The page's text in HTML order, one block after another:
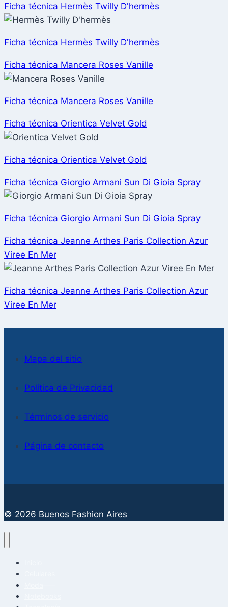
Ficha técnica Hermès Twilly D'hermès
Ficha técnica Hermès Twilly D'hermès
Ficha técnica Mancera Roses Vanille
Ficha técnica Mancera Roses Vanille
Ficha técnica Orientica Velvet Gold
Ficha técnica Orientica Velvet Gold
Ficha técnica Giorgio Armani Sun Di Gioia Spray
Ficha técnica Giorgio Armani Sun Di Gioia Spray
Ficha técnica Jeanne Arthes Paris Collection Azur
Viree En Mer
Ficha técnica Jeanne Arthes Paris Collection Azur
Viree En Mer
Mapa del sitio
Política de Privacidad
Términos de servicio
Página de contacto
© 2026 Buenos Fashion Aires